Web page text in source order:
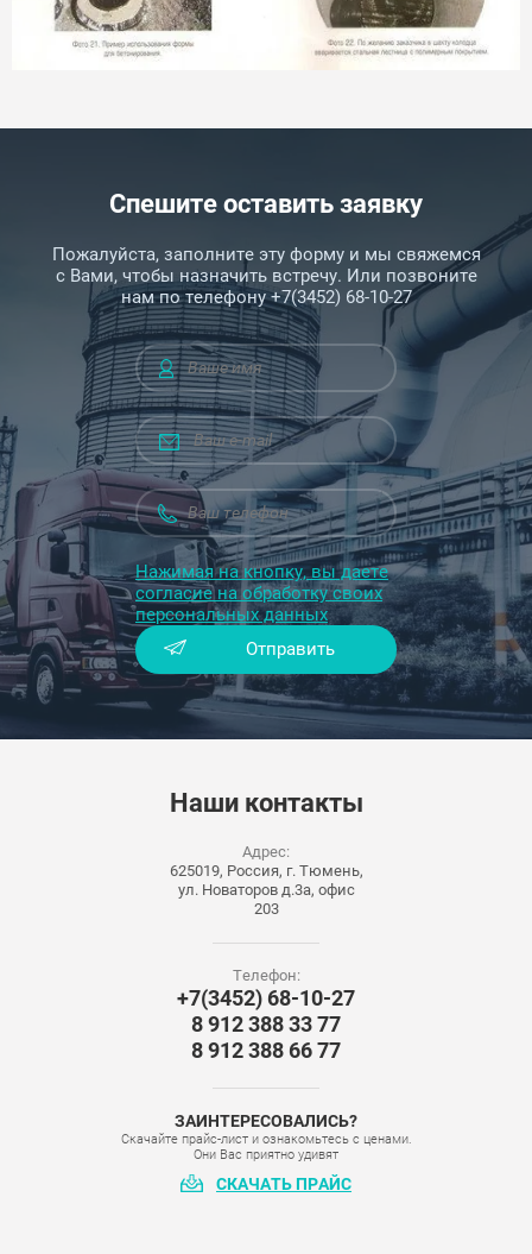
Спешите оставить заявку
Пожалуйста, заполните эту форму и мы свяжемся
с Вами, чтобы назначить встречу. Или позвоните
нам по телефону +7(3452) 68-10-27
Нажимая на кнопку, вы даете
согласие на обработку своих
персональных данных
Отправить
Наши контакты
Адрес:
625019, Россия, г. Тюмень,
ул. Новаторов д.3а, офис
203
Телефон:
+7(3452) 68-10-27
8 912 388 33 77
8 912 388 66 77
ЗАИНТЕРЕСОВАЛИСЬ?
Скачайте прайс-лист и ознакомьтесь с ценами.
Они Вас приятно удивят
СКАЧАТЬ ПРАЙС